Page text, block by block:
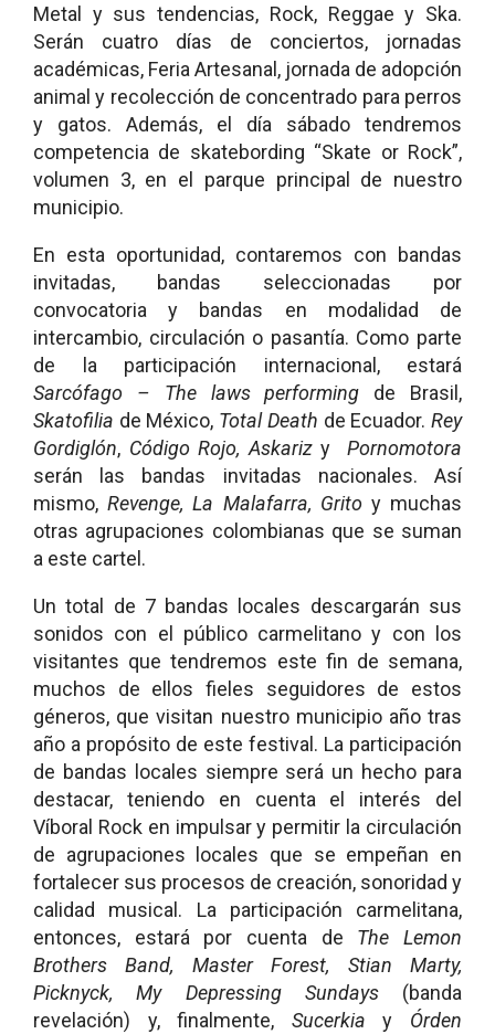
Metal y sus tendencias, Rock, Reggae y Ska.
Serán cuatro días de conciertos, jornadas
académicas, Feria Artesanal, jornada de adopción
animal y recolección de concentrado para perros
y gatos. Además, el día sábado tendremos
competencia de skatebording “Skate or Rock”,
volumen 3, en el parque principal de nuestro
municipio.
En esta oportunidad, contaremos con bandas
invitadas, bandas seleccionadas por
convocatoria y bandas en modalidad de
intercambio, circulación o pasantía. Como parte
de la participación internacional, estará
Sarcófago – The laws performing de Brasil,
Skatofilia de México, Total Death de Ecuador.Rey
Gordiglón, Código Rojo, Askariz y Pornomotora
serán las bandas invitadas nacionales. Así
mismo,Revenge, La Malafarra, Gritoy muchas
otras agrupaciones colombianas que se suman
a este cartel.
Un total de 7 bandas locales descargarán sus
sonidos con el público carmelitano y con los
visitantes que tendremos este fin de semana,
muchos de ellos fieles seguidores de estos
géneros, que visitan nuestro municipio año tras
año a propósito de este festival. La participación
de bandas locales siempre será un hecho para
destacar, teniendo en cuenta el interés del
Víboral Rock en impulsar y permitir la circulación
de agrupaciones locales que se empeñan en
fortalecer sus procesos de creación, sonoridad y
calidad musical. La participación carmelitana,
entonces, estará por cuenta de The Lemon
Brothers Band, Master Forest, Stian Marty,
Picknyck, My Depressing Sundays(banda
revelación) y, finalmente, Sucerkia y Órden